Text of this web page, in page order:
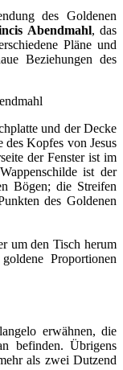
des Goldenen
Abendmahl, das
Pläne und
Beziehungen des
und der Decke
des Kopfes von Jesus
der Fenster ist im
ist der
Bögen; die Streifen
des Goldenen
um den Tisch herum
Proportionen
erwähnen, die
befinden. Übrigens
als zwei Dutzend